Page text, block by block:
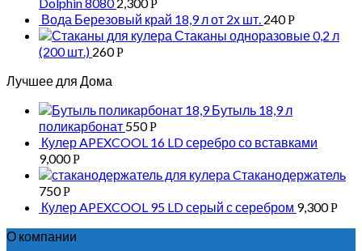
Dolphin 8080 2,300Р
Вода Березовый край 18,9 л от 2х шт. 240Р
Стаканы одноразовые 0,2 л
(200 шт.) 260Р
Лучшее для Дома
Бутыль 18,9 л
поликарбонат 550Р
Кулер APEXCOOL 16 LD серебро со вставками
9,000Р
Cтаканодержатель
750Р
Кулер APEXCOOL 95 LD серый с серебром 9,300Р
О компании